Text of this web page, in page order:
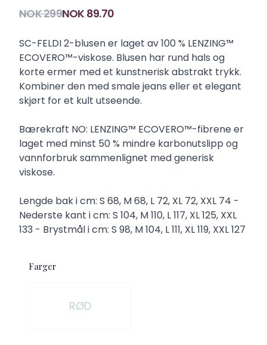
Produktdetaljer
NOK 299NOK 89.70
Description
SC-FELDI 2-blusen er laget av 100 % LENZING™
ECOVERO™-viskose. Blusen har rund hals og
korte ermer med et kunstnerisk abstrakt trykk.
Kombiner den med smale jeans eller et elegant
skjørt for et kult utseende.
Bærekraft NO: LENZING™ ECOVERO™-fibrene er
laget med minst 50 % mindre karbonutslipp og
vannforbruk sammenlignet med generisk
viskose.
Lengde bak i cm: S 68, M 68, L 72, XL 72, XXL 74 -
Nederste kant i cm: S 104, M 110, L 117, XL 125, XXL
133 - Brystmål i cm: S 98, M 104, L 111, XL 119, XXL 127
Farger
RØD